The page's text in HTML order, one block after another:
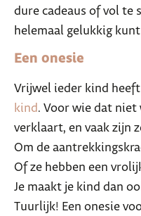
dure cadeaus of vol te
helemaal gelukkig
Een onesie
Vrijwel ieder kind
kind. Voor wie dat niet
verklaart, en vaak zijn
Om de
Of ze hebben een
Je maakt je kind dan
Tuurlijk! Een onesie